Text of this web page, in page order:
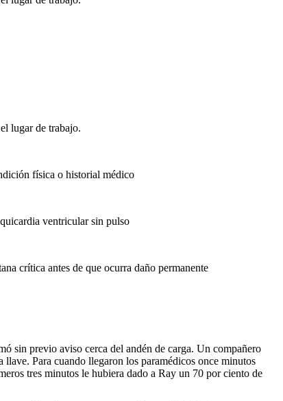
lugar de trabajo.
física o historial médico
ventricular sin pulso
crítica antes de que ocurra daño permanente
sin previo aviso cerca del andén de carga. Un compañero
Para cuando llegaron los paramédicos once minutos
tres minutos le hubiera dado a Ray un 70 por ciento de